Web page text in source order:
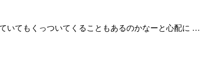
いてもくっついてくることもあるのかなーと心配に …